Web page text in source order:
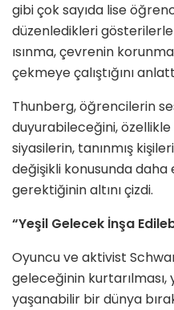
gibi çok sayıda lise
düzenledikleri
ısınma, çevrenin
çekmeye çalıştığını
Thunberg, öğrencilerin
duyurabileceğini,
siyasilerin, tanınmış
değişikli konusunda
gerektiğinin altını çizdi.
“Yeşil Gelecek İnşa
Oyuncu ve aktivist
geleceğinin
yaşanabilir bir dünya